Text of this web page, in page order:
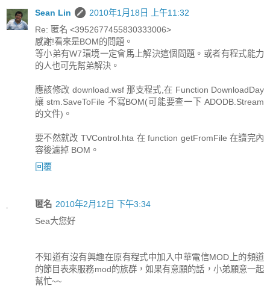
Sean Lin
2010年1月18日 上午11:32
Re: 匿名 <3952677455830333006>
感謝!看來是BOM的問題。
等小弟有W7環境一定會馬上解決這個問題。或者有程式能力
的人也可先幫弟解決。
應該修改 download.wsf 那支程式,在 Function DownloadDay
讓 stm.SaveToFile 不寫BOM(可能要查一下 ADODB.Stream
的文件)。
要不然就改 TVControl.hta 在 function getFromFile 在讀完內
容後濾掉 BOM。
回覆
匿名 2010年2月12日 下午3:34
Sea大您好
不知道有沒有興趣在原有程式中加入中華電信MOD上的頻道
的節目表來服務mod的族群，如果有意願的話，小弟願意一起
幫忙~~